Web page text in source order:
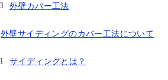
外壁カバー工法
外壁サイディングのカバー工法について
サイディングとは？